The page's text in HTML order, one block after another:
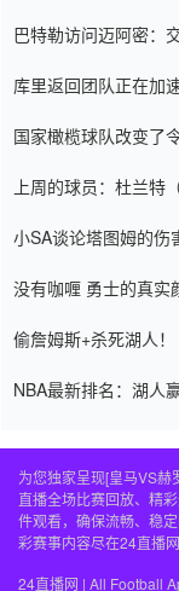
巴特勒访问迈阿密：
库里返回团队正在加
国家橄榄球队改变了
上周的球员：杜兰特
小SA谈论塔图姆的伤
没有咖喱 勇士的真实
偷詹姆斯+杀死湖人
NBA最新排名：湖人
为您独家呈现[皇马VS
直播全场比赛回放、精
件观看，确保流畅、稳
彩赛事内容尽在24直播网
24直播网 | All Football